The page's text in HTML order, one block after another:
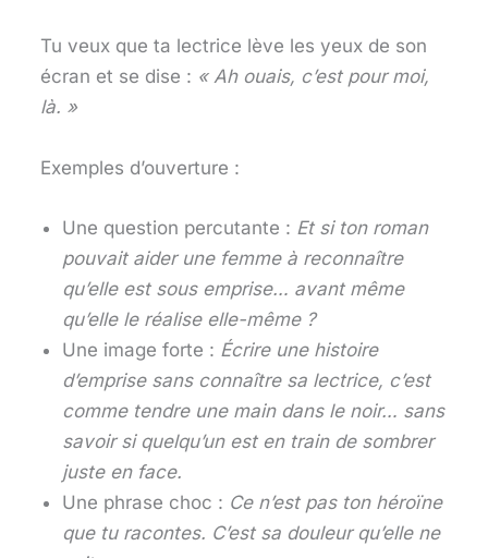
Tu veux que ta lectrice lève les yeux de son
écran et se dise : « Ah ouais, c’est pour moi,
là. »
Exemples d’ouverture :
Une question percutante : Et si ton roman
pouvait aider une femme à reconnaître
qu’elle est sous emprise… avant même
qu’elle le réalise elle-même ?
Une image forte : Écrire une histoire
d’emprise sans connaître sa lectrice, c’est
comme tendre une main dans le noir… sans
savoir si quelqu’un est en train de sombrer
juste en face.
Une phrase choc : Ce n’est pas ton héroïne
que tu racontes. C’est sa douleur qu’elle ne